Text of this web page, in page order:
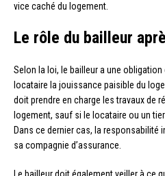
vice caché du logement.
Le rôle du bailleur
Selon la loi, le bailleur a une
locataire la jouissance paisible du
doit prendre en charge les travaux de
logement, sauf si le locataire ou un
Dans ce dernier cas, la responsabilité
sa compagnie d’assurance.